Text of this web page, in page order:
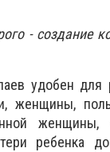
- создание
удобен для
женщины,
ребенка